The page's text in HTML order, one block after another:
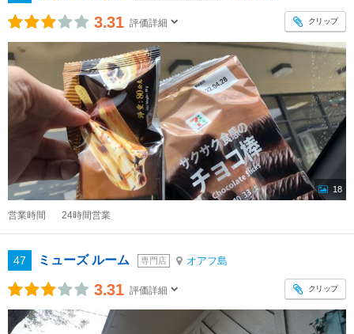
3.31 評価詳細 クリップ
18
営業時間 24時間営業
47 ミューズ ルーム 専門店 オアフ島
3.31 評価詳細 クリップ